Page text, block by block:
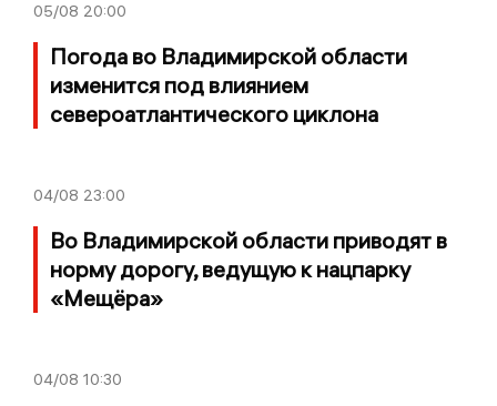
05/08 20:00
Погода во Владимирской области
изменится под влиянием
североатлантического циклона
04/08 23:00
Во Владимирской области приводят в
норму дорогу, ведущую к нацпарку
«Мещёра»
04/08 10:30